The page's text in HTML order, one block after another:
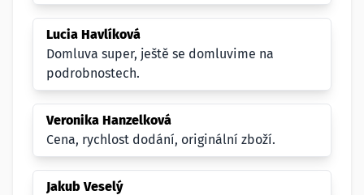
Lucia Havlíková
Domluva super, ještě se domluvime na
podrobnostech.
Veronika Hanzelková
Cena, rychlost dodání, originální zboží.
Jakub Veselý